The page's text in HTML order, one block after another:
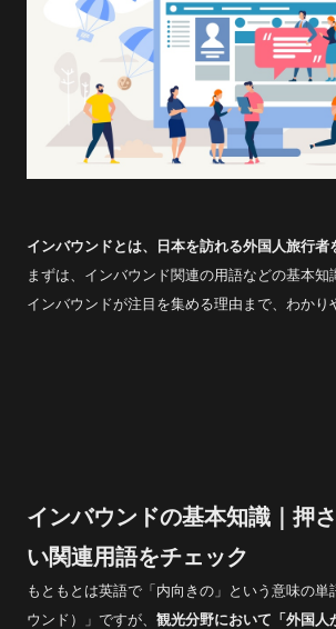
インバウンドとは、日本を訪れる外国人旅行者
まずは、インバウンド関連の用語などの基本知
インバウンドが注目を集める理由まで、わかり
インバウンドの基本知識｜押
い関連用語をチェック
もともとは英語で「内向きの」という意味の単
ウンド）」ですが、観光分野において「外国人